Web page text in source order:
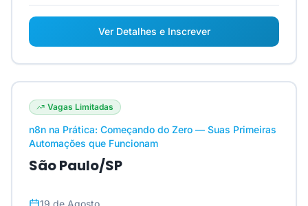
Ver Detalhes e Inscrever
Vagas Limitadas
n8n na Prática: Começando do Zero — Suas Primeiras
Automações que Funcionam
São Paulo/SP
19 de Agosto